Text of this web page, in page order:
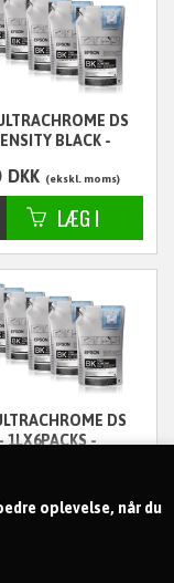
oplevelse, når du
DS
BLACK -
DKK ekskl. moms
DS
1LX6PACKS -